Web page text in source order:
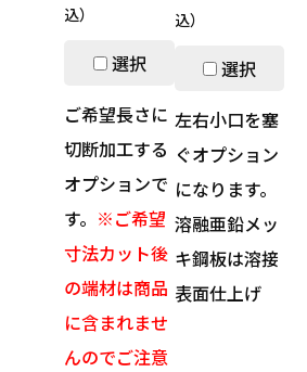
込）
選択
ご希望長さに
切断加工する
オプションで
す。 ※ご希望
寸法カット後
の端材は商品
に含まれませ
んのでご注意
込）
選択
左右小口を塞
ぐオプション
になります。
溶融亜鉛メッ
キ鋼板は溶接
表面仕上げ